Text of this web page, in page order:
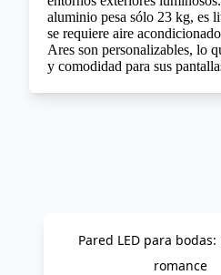
aluminio pesa sólo 23 kg, es
se requiere aire
Ares son personalizables, lo
y comodidad para sus
Pared LED para
romance